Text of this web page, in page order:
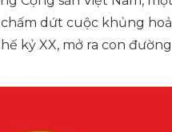
chấm dứt cuộc khủng
kỷ XX, mở ra con